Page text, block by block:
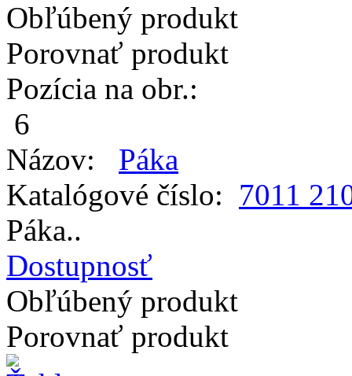
Obľúbený produkt
Porovnať produkt
Pozícia na obr.:
6
Názov: Páka
Katalógové číslo: 7011
Páka..
Dostupnosť
Obľúbený produkt
Porovnať produkt